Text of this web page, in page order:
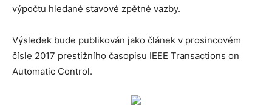
výpočtu hledané stavové zpětné vazby.
Výsledek bude publikován jako článek v prosincovém
čísle 2017 prestižního časopisu IEEE Transactions on
Automatic Control.